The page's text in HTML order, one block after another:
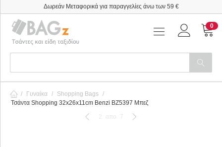
Δωρεάν Μεταφορικά για παραγγελίες άνω των 59 €
0
/ Γυναίκα / Shopping Bags /
Τσάντα Shopping 32x26x11cm Benzi BZ5397 Μπεζ
2
απο 7